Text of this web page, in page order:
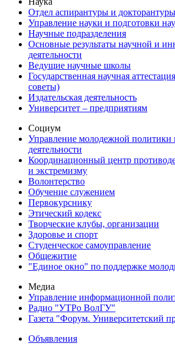
Отдел аспирантуры и докторантуры
Управление науки и подготовки
Научные подразделения
Основные результаты научной и
деятельности
Ведущие научные школы
Государственная научная
советы)
Издательская деятельность
Университет – предприятиям
Социум
Управление молодежной политики
деятельности
Координационный центр
и экстремизму
Волонтерство
Обучение служением
Первокурснику
Этический кодекс
Творческие клубы, организации
Здоровье и спорт
Студенческое самоуправление
Общежитие
"Единое окно" по поддержке
Медиа
Управление информационной
Радио "УТРо ВолГУ"
Газета "Форум. Университетский
Объявления